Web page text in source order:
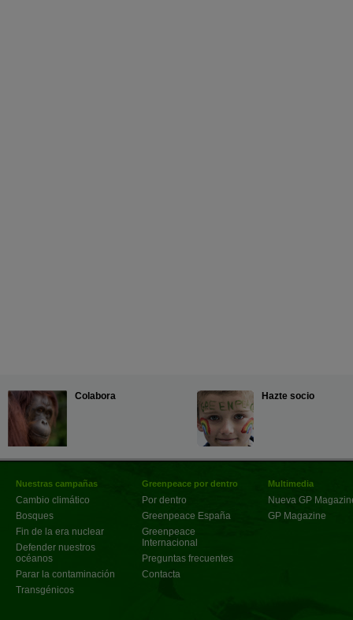
Colabora Hazte socio
Nuestras campañas
Cambio climático
Bosques
Fin de la era nuclear
Defender nuestros
océanos
Parar la contaminación
Transgénicos
Greenpeace por dentro
Por dentro
Greenpeace España
Greenpeace
Internacional
Preguntas frecuentes
Contacta
Multimedia
Nueva GP
GP Magazine